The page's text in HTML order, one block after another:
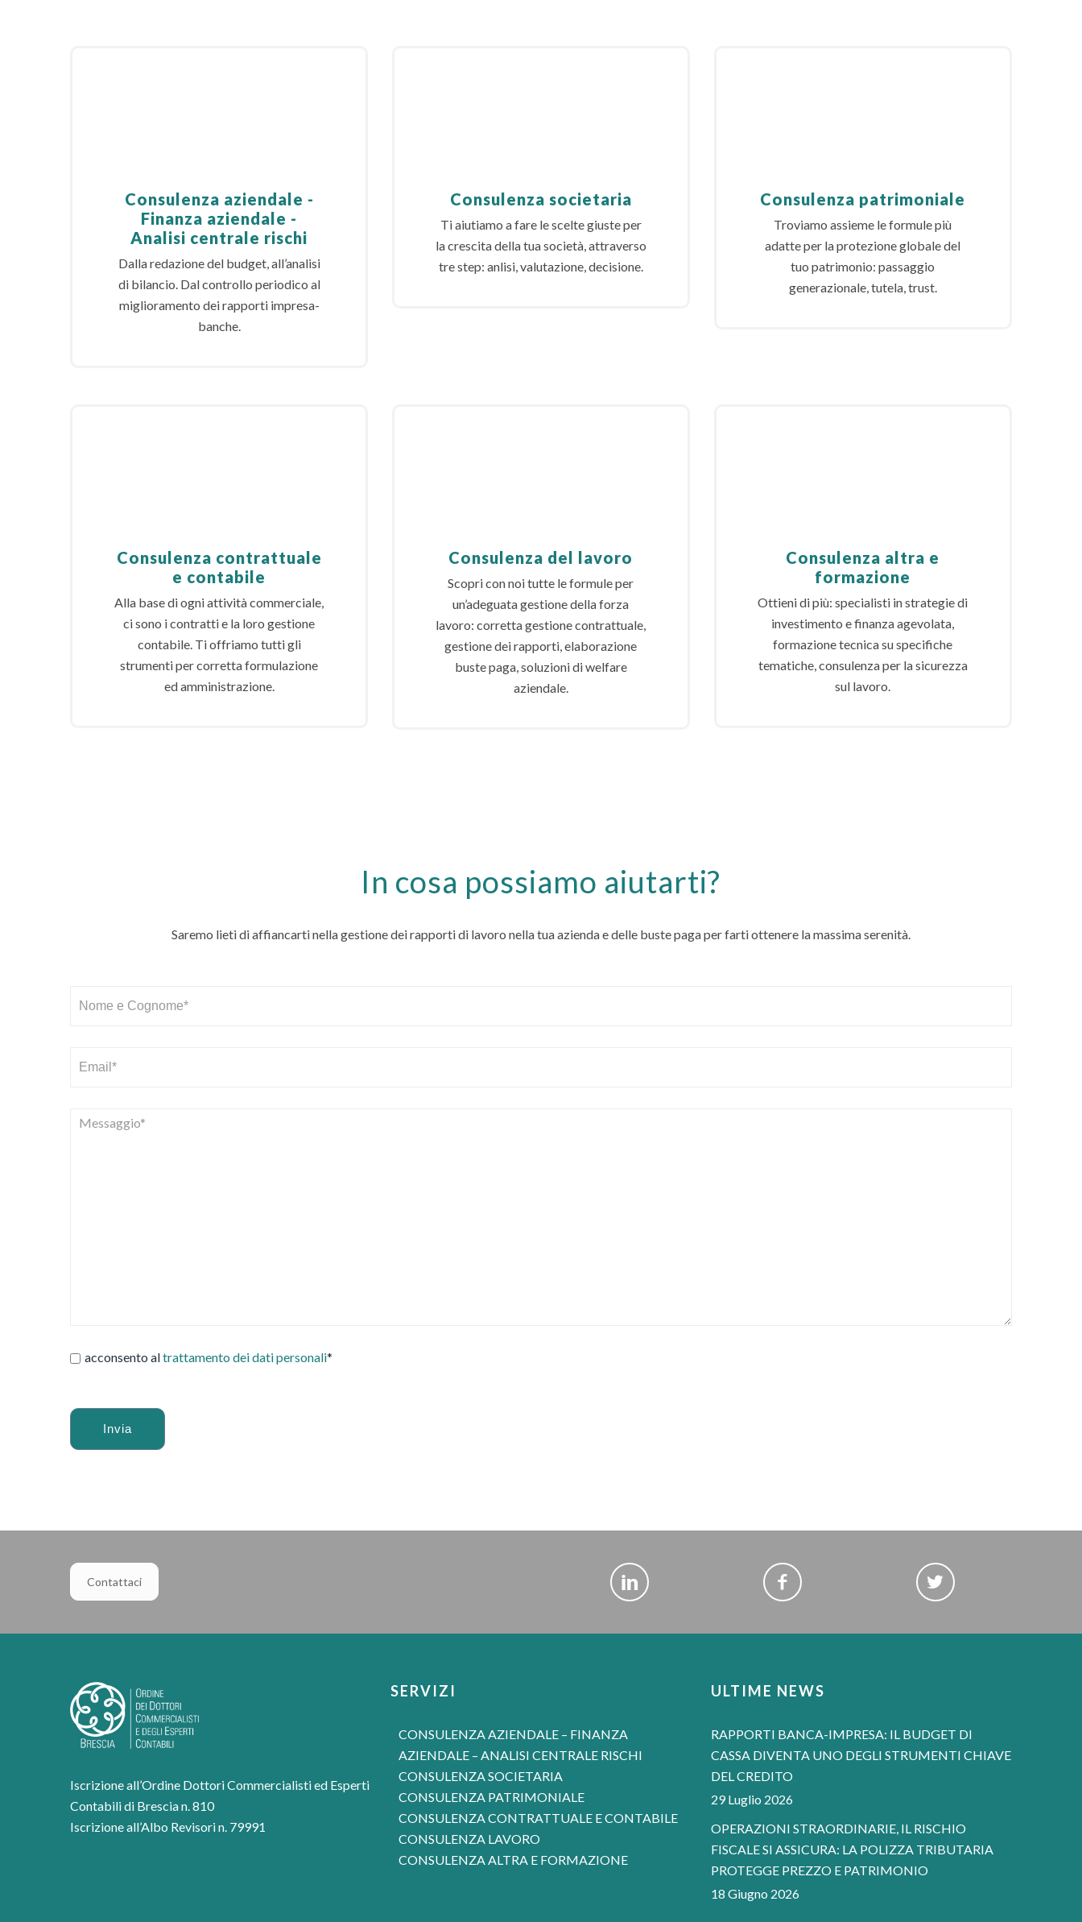
Consulenza aziendale -
Finanza aziendale -
Analisi centrale rischi
Dalla redazione del budget, all’analisi
di bilancio. Dal controllo periodico al
miglioramento dei rapporti impresa-
banche.
Consulenza societaria
Ti aiutiamo a fare le scelte giuste per
la crescita della tua società, attraverso
tre step: anlisi, valutazione, decisione.
Consulenza patrimoniale
Troviamo assieme le formule più
adatte per la protezione globale del
tuo patrimonio: passaggio
generazionale, tutela, trust.
Consulenza contrattuale
e contabile
Alla base di ogni attività commerciale,
ci sono i contratti e la loro gestione
contabile. Ti offriamo tutti gli
strumenti per corretta formulazione
ed amministrazione.
Consulenza del lavoro
Scopri con noi tutte le formule per
un’adeguata gestione della forza
lavoro: corretta gestione contrattuale,
gestione dei rapporti, elaborazione
buste paga, soluzioni di welfare
aziendale.
Consulenza altra e
formazione
Ottieni di più: specialisti in strategie di
investimento e finanza agevolata,
formazione tecnica su specifiche
tematiche, consulenza per la sicurezza
sul lavoro.
In cosa possiamo aiutarti?
Saremo lieti di affiancarti nella gestione dei rapporti di lavoro nella tua azienda e delle buste paga per farti ottenere la massima serenità.
acconsento altrattamento dei dati personali*
Contattaci
Iscrizione all’Ordine Dottori Commercialisti ed Esperti
Contabili di Brescia n. 810
Iscrizione all’Albo Revisori n. 79991
SERVIZI
CONSULENZA AZIENDALE – FINANZA
AZIENDALE – ANALISI CENTRALE RISCHI
CONSULENZA SOCIETARIA
CONSULENZA PATRIMONIALE
CONSULENZA CONTRATTUALE E CONTABILE
CONSULENZA LAVORO
CONSULENZA ALTRA E FORMAZIONE
ULTIME NEWS
RAPPORTI BANCA-IMPRESA: IL BUDGET DI
CASSA DIVENTA UNO DEGLI STRUMENTI CHIAVE
DEL CREDITO
29 Luglio 2026
OPERAZIONI STRAORDINARIE, IL RISCHIO
FISCALE SI ASSICURA: LA POLIZZA TRIBUTARIA
PROTEGGE PREZZO E PATRIMONIO
18 Giugno 2026